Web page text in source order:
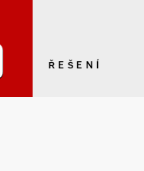
ŘEŠENÍ